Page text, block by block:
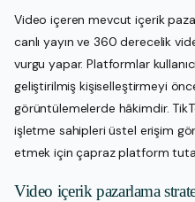
Video içeren mevcut içerik
canlı yayın ve 360 derecelik
vurgu yapar. Platformlar
geliştirilmiş kişiselleştirmeyi
görüntülemelerde hâkimdir.
işletme sahipleri üstel erişim
etmek için çapraz platform
Video içerik pazarlama